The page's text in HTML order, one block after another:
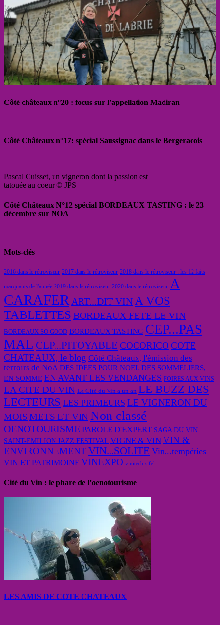
Côté châteaux n°20 : focus sur l’appellation Madiran
Côté Châteaux n°17: spécial Saussignac dans le Bergeracois
Pascal Cuisset, un vigneron dont la passion est
tatouée au coeur © JPS
Côté Châteaux N°12 spécial BORDEAUX TASTING : le 23
décembre sur NOA
Mots-clés
2016 dans le rétroviseur 2017 dans le rétroviseur 2018 dans le rétroviseur : les 12 faits
marquants de l'année 2019 dans le rétroviseur 2020 dans le rétroviseur A
CARAFER ART...DIT VIN A VOS
TABLETTES BORDEAUX FETE LE VIN
BORDEAUX SO GOOD BORDEAUX TASTING CEP...PAS
MAL CEP...PITOYABLE COCORICO COTE
CHATEAUX, le blog Côté Châteaux, l'émission des
terroirs de NoA DES IDEES POUR NOEL DES SOMMELIERS,
EN SOMME EN AVANT LES VENDANGES FOIRES AUX VINS
LA CITE DU VIN La Cité du Vin a un an LE BUZZ DES
LECTEURS LES PRIMEURS LE VIGNERON DU
MOIS METS ET VIN Non classé
OENOTOURISME PAROLE D'EXPERT SAGA DU VIN
SAINT-EMILION JAZZ FESTIVAL VIGNE & VIN VIN &
ENVIRONNEMENTVIN...SOLITE Vin...tempéries
VIN ET PATRIMOINE VINEXPO vinitech-sifel
Cité du Vin : le phare de l’oenotourisme
LES AMIS DE COTE CHATEAUX